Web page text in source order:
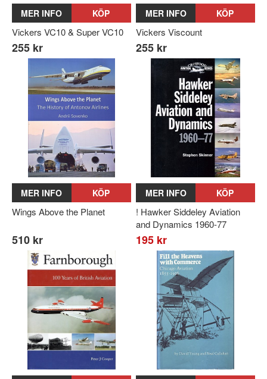
MER INFO KÖP
Vickers VC10 & Super VC10
255 kr
MER INFO KÖP
Vickers Viscount
255 kr
MER INFO KÖP
Wings Above the Planet
510 kr
MER INFO KÖP
! Hawker Siddeley Aviation
and Dynamics 1960-77
195 kr